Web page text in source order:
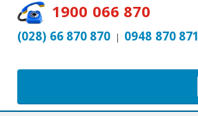
1900 066 870
(028) 66 870 870 | 0948 870 871